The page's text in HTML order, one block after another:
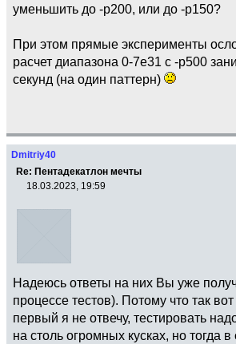
уменьшить до -p200, или до -p150?
При этом прямые эксперименты
расчет диапазона 0-7e31 с -p500
секунд (на один паттерн)
Dmitriy40
Re: Пентадекатлон мечты
18.03.2023, 19:59
Надеюсь ответы на них Вы уже
процессе тестов). Потому что так
первый я не отвечу, тестировать
на столь огромных кусках, но тогда